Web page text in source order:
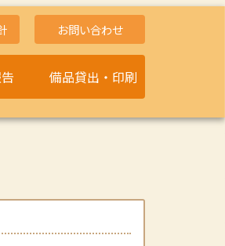
お問い合わせ
備品貸出・印刷